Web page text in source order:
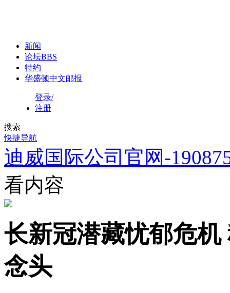
新闻
论坛BBS
特约
华盛顿中文邮报
登录/
注册
搜索
快捷导航
迪威国际公司官网-
看内容
长新冠潜藏忧郁危
念头